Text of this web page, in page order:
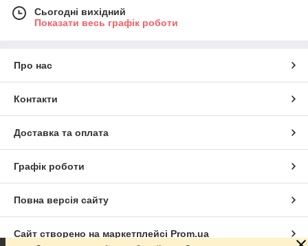
Сьогодні вихідний
Показати весь графік роботи
Про нас
Контакти
Доставка та оплата
Графік роботи
Повна версія сайту
Сайт створено на маркетплейсі Prom.ua